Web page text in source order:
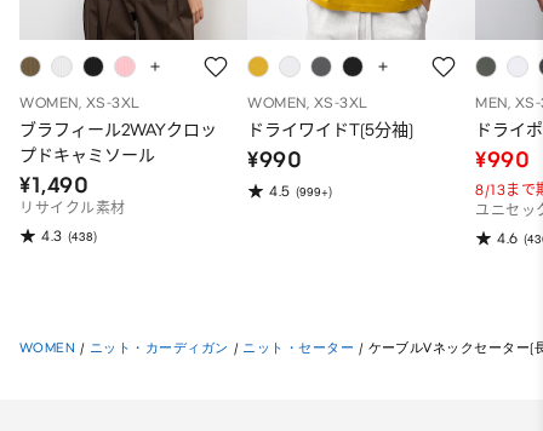
WOMEN, XS-3XL
ブラフィール2WAYクロッ
プドキャミソール
¥1,490
リサイクル素材
4.3 (438)
WOMEN, XS-3XL
ドライワイドT(5分袖)
¥990
4.5 (999+)
MEN,
ドライ
¥990
8/13まで
ユニセッ
4.6
WOMEN / ニット・カーディガン / ニット・セーター / ケーブルVネックセーター(